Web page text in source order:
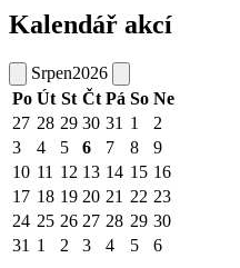
Kalendář akcí
Srpen2026
Po Út St Čt Pá So Ne
27 28 29 30 31 1
2
3
4 5 6 7 8
9
10 11 12 13 14 15 16
17 18 19 20 21 22 23
24 25 26 27 28 29 30
31 1 2 3 4 5 6